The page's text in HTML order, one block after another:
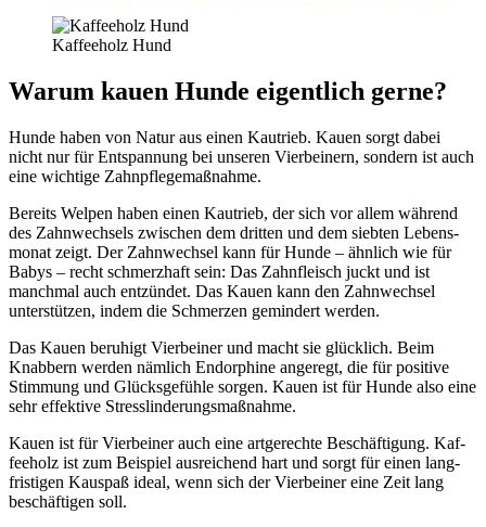
Kaf­fee­holz Hund
War­um kau­en Hun­de eigent­lich ger­ne?
Hun­de haben von Natur aus einen Kau­trieb. Kau­en sorgt dabei
nicht nur für Ent­span­nung bei unse­ren Vier­bei­nern, son­dern ist auch
eine wich­ti­ge Zahn­pfle­ge­maß­nah­me.
Bereits Wel­pen haben einen Kau­trieb, der sich vor allem wäh­rend
des Zahn­wech­sels zwi­schen dem drit­ten und dem sieb­ten Lebens­
mo­nat zeigt. Der Zahn­wech­sel kann für Hun­de – ähn­lich wie für
Babys – recht schmerz­haft sein: Das Zahn­fleisch juckt und ist
manch­mal auch ent­zün­det. Das Kau­en kann den Zahn­wech­sel
unter­stüt­zen, indem die Schmer­zen gemin­dert wer­den.
Das Kau­en beru­higt Vier­bei­ner und macht sie glück­lich. Beim
Knab­bern wer­den näm­lich Endor­phi­ne ange­regt, die für posi­ti­ve
Stim­mung und Glücks­ge­füh­le sor­gen. Kau­en ist für Hun­de also eine
sehr effek­ti­ve Stress­lin­de­rungs­maß­nah­me.
Kau­en ist für Vier­bei­ner auch eine art­ge­rech­te Beschäf­ti­gung. Kaf­
fee­holz ist zum Bei­spiel aus­rei­chend hart und sorgt für einen lang­
fris­ti­gen Kau­spaß ide­al, wenn sich der Vier­bei­ner eine Zeit lang
beschäf­ti­gen soll.